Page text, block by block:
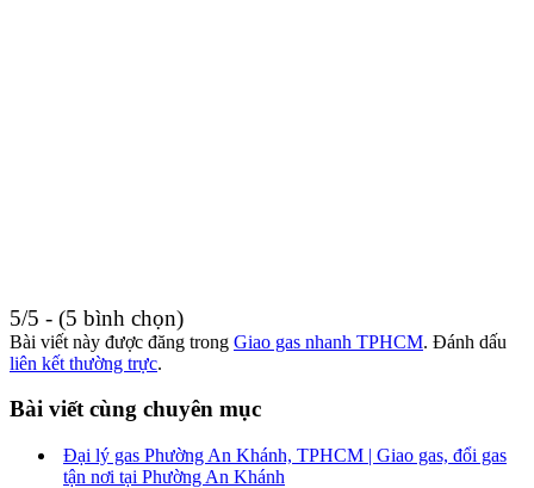
5/5 - (5 bình chọn)
Bài viết này được đăng trong Giao gas nhanh TPHCM. Đánh dấu
liên kết thường trực.
Bài viết cùng chuyên mục
Đại lý gas Phường An Khánh, TPHCM | Giao gas, đổi gas
tận nơi tại Phường An Khánh